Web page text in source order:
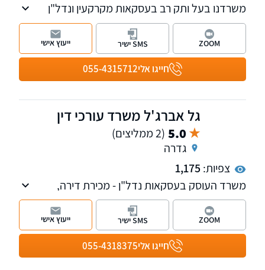
משרדנו בעל ותק רב בעסקאות מקרקעין ונדל"ן
ומקרקעין באופן רחב בכל היבט של התחום, כולל
מיסוי מקרקעין, עסקאות מכר, תכנון וביצוע עסקאות
מורכבות ליווי משפטי צמוד לכל שלב בתהליך. אנו
מחויבים לתת ללקוחותינו את השירות המקצועי
והאיכותי ביותר, תוך תשומת לב לפרטים הקטנים
חייגו אלי055-4315712
ZOOM SMS ישיר ייעוץ אישי
גל אברג'ל משרד עורכי דין
5.0 (2 ממליצים)
גדרה
צפיות:1,175
משרד העוסק בעסקאות נדל"ן - מכירת דירה,
רכישת דירה, עסקאות יד שניה, עסקאות קבלן,
ירושות וצוואות, ייפוי כוח מתמשך, אפוטרופסות
והסכמי ממון ועוד.
חייגו אלי055-4318375
ZOOM SMS ישיר ייעוץ אישי